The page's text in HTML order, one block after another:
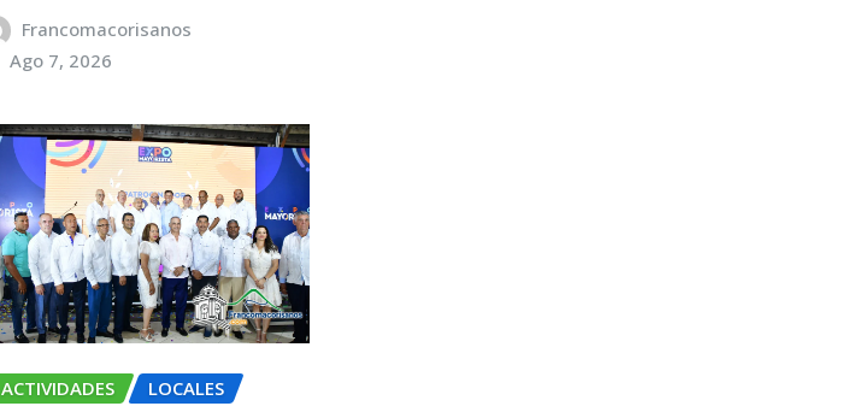
Francomacorisanos
Ago 7, 2026
ACTIVIDADES LOCALES